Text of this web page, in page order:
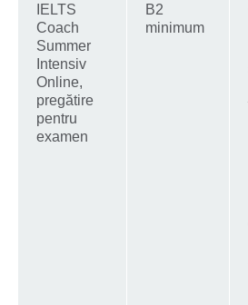
IELTS
Coach
Summer
Intensiv
Online,
pregătire
pentru
examen
B2
minimum